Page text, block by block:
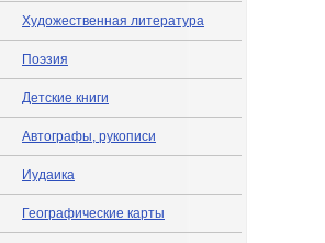
Художественная литература
Поэзия
Детские книги
Автографы, рукописи
Иудаика
Географические карты